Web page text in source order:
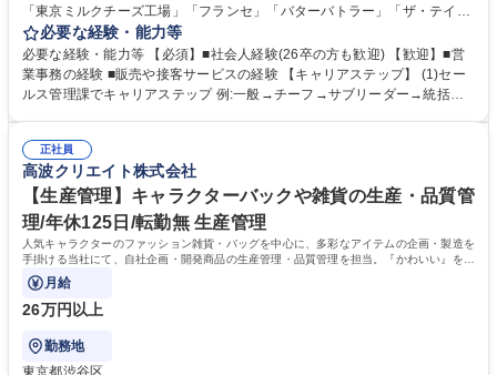
「東京ミルクチーズ工場」「フランセ」「バターバトラー」「ザ・テイラ
ー」「DROOLY」等のブランドを多数展開する当社にて、オリジナル菓子
ブランド商品の事務業務をお任せいたします。 【具体的な業務内容】 ■店
舗からの発注受付/PC入力業務 ■受電対応(社内/社外) ■商品のマスター登
録 ■日々の売上抽出・報告 ■提携企業への書類送付業務 ■契約書管理業務
必要な経験・能力等
必要な経験・能力等 【必須】■社会人経験(26卒の方も歓迎) 【歓迎】■営
業事務の経験 ■販売や接客サービスの経験 【キャリアステップ】 (1)セー
ルス管理課でキャリアステップ 例:一般→チーフ→サブリーダー→統括リ
や個別面談を通してご自身のキャリアと向き合っていただき、会社として
もバックアップしていきます。 学歴・資格 学歴：大学院 大学 高専 短大
専修学校 高校 語学力： 資格：
正社員
高波クリエイト株式会社
【生産管理】キャラクターバックや雑貨の生産・品質管
理/年休125日/転勤無 生産管理
人気キャラクターのファッション雑貨・バッグを中心に、多彩なアイテムの企画・製造を
手掛ける当社にて、自社企画・開発商品の生産管理・品質管理を担当。『かわいい』を届
けるやりがいのあるポジションです。
月給
26万円以上
勤務地
東京都渋谷区